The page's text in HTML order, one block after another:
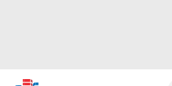
Новостройки